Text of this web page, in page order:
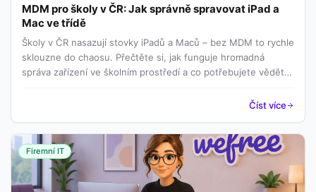
MDM pro školy v ČR: Jak správně spravovat iPad a
Mac ve třídě
Školy v ČR nasazují stovky iPadů a Maců – bez MDM to rychle
sklouzne do chaosu. Přečtěte si, jak funguje hromadná
správa zařízení ve školním prostředí a co potřebujete vědět
Číst více
Firemní IT